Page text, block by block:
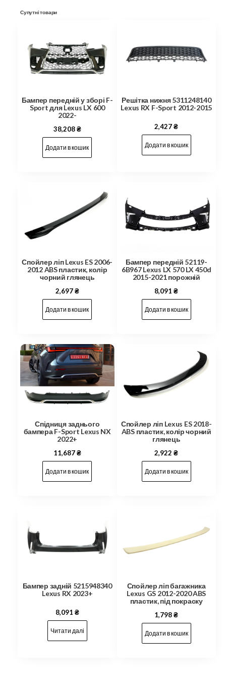
Супутні товари
Бампер передній у зборі F-
Sport для Lexus LX 600
2022-
38,208₴
Додати в кошик
Решітка нижня 5311248140
Lexus RX F-Sport 2012-2015
2,427₴
Додати в кошик
Спойлер ліп Lexus ES 2006-
2012 ABS пластик, колір
чорний глянець
2,697₴
Додати в кошик
Бампер передній 52119-
6B967 Lexus LX 570 LX 450d
2015-2021 порожній
8,091₴
Додати в кошик
Спідниця заднього
бампера F-Sport Lexus NX
2022+
11,687₴
Додати в кошик
Спойлер ліп Lexus ES 2018-
ABS пластик, колір чорний
глянець
2,922₴
Додати в кошик
Бампер задній 5215948340
Lexus RX 2023+
8,091 ₴
Читати далі
Спойлер ліп багажника
Lexus GS 2012-2020 ABS
пластик, під покраску
1,798₴
Додати в кошик